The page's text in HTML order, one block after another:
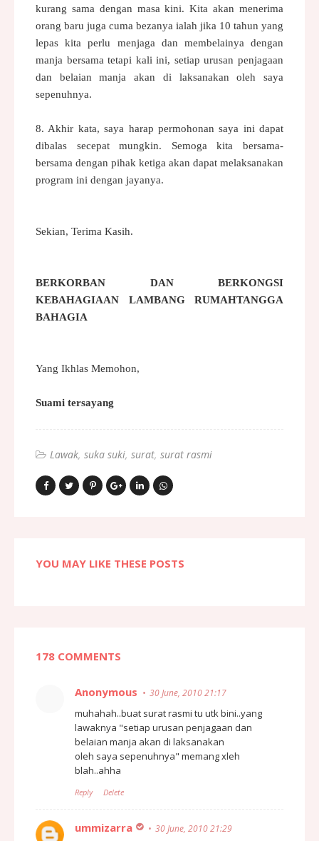
kurang sama dengan masakini. Kita akan menerima
orang baru juga cuma bezanya ialah jika 10 tahun yang
lepas kita perlu menjaga dan membelainya dengan
manja bersama tetapi kali ini, setiap urusan penjagaan
dan belaian manja akan di laksanakanoleh saya
sepenuhnya.
8. Akhir kata, saya harap permohonan saya ini dapat
dibalas secepat
mungkin. Semoga kita bersama-
bersama dengan pihak ketiga akan dapat melaksanakan
program ini dengan jayanya.
Sekian, Terima Kasih.
BERKORBAN DAN BERKONGSI
KEBAHAGIAAN LAMBANG RUMAHTANGGA
BAHAGIA
Yang Ikhlas Memohon,
Suami tersayang
Lawak suka suki surat surat rasmi
YOU MAY LIKE THESE POSTS
178 COMMENTS
Anonymous 30 June, 2010 21:17
muhahah..buat surat rasmi tu utk bini..yang
lawaknya "setiap urusan penjagaan dan
belaian manja akan di laksanakan
oleh saya sepenuhnya" memang xleh
blah..ahha
Reply Delete
ummizarra 30 June, 2010 21:29